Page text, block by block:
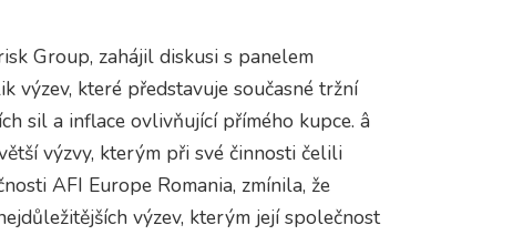
Group, zahájil diskusi s panelem
výzev, které představuje současné tržní
sil a inflace ovlivňující přímého kupce. â
výzvy, kterým při své činnosti čelili
AFI Europe Romania, zmínila, že
výzev, kterým její společnost